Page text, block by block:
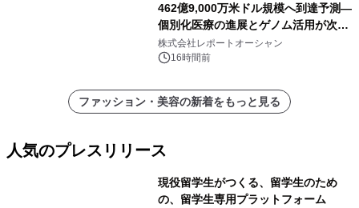
462億9,000万米ドル規模へ到達予測―
個別化医療の進展とゲノム活用が次世
代ヘルスケア投資を加速
株式会社レポートオーシャン
16時間前
ファッション・美容の新着をもっと見る
人気のプレスリリース
現役留学生がつくる、留学生のため
の、留学生専用プラットフォーム